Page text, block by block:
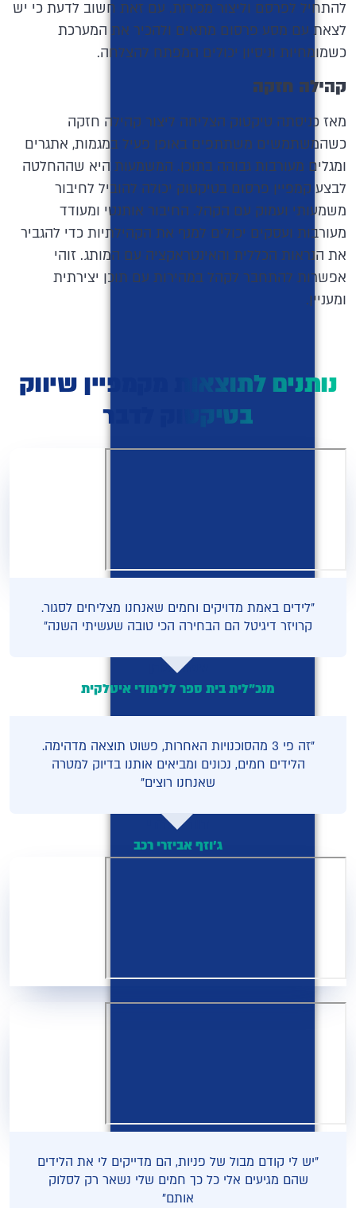
להתחיל לפרסם וליצור מכירות. עם זאת חשוב לדעת כי יש
לצאת עם מסע פרסום מתאים ולהכיר את המערכת
כשמומחיות וניסיון יכולים המפתח להצלחה.
קהילה חזקה
מאז כניסתה טיקטוק הצליחה ליצור קהילה חזקה
כשהמשתמשים משתתפים באופן פעיל במגמות, אתגרים
ומגלים מעורבות גבוהה בתוכן. המשמעות היא שההחלטה
לבצע קמפיין פרסום בטיקטוק יכולה להוביל לחיבור
משמעותי ועמוק עם הקהל. החיבור אותנטי ומעודד
מעורבות ועסקים יכולים למנף את הקהילתיות כדי להגביר
את הנראות הכללית והאינטראקציה עם המותג. זוהי
אפשרות להתחבר לקהל במהירות עם תוכן יצירתית
ומעניין.
נותנים לתוצאות מקמפיין שיווק
בטיקטוק לדבר
"לידים באמת מדויקים וחמים שאנחנו מצליחים לסגור.
קרויזר דיגיטל הם הבחירה הכי טובה שעשיתי השנה"
אסתי כהן
מנכ"לית בית ספר ללימודי איטלקית
"זה פי 3 מהסוכנויות האחרות, פשוט תוצאה מדהימה.
הלידים חמים, נכונים ומביאים אותנו בדיוק למטרה
שאנחנו רוצים"
דוד מזרחי
ג'וזף אביזרי רכב
"יש לי קודם מבול של פניות, הם מדייקים לי את הלידים
שהם מגיעים אלי כל כך חמים שלי נשאר רק לסלוק
אותם"